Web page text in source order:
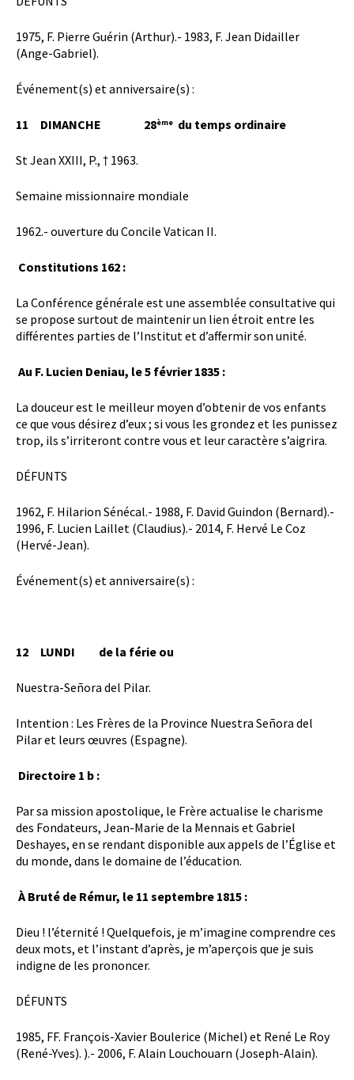
1975, F. Pierre Guérin (Arthur).- 1983, F. Jean Didailler
(Ange-Gabriel).
Événement(s) et anniversaire(s) :
11 DIMANCHE 28ème du temps ordinaire
St Jean XXIII, P., † 1963.
Semaine missionnaire mondiale
1962.- ouverture du Concile Vatican II.
Constitutions 162 :
La Conférence générale est une assemblée consultative qui
se propose surtout de maintenir un lien étroit entre les
différentes parties de l’Institut et d’affermir son unité.
Au F. Lucien Deniau, le 5 février 1835 :
La douceur est le meilleur moyen d’obtenir de vos enfants
ce que vous désirez d’eux ; si vous les grondez et les punissez
trop, ils s’irriteront contre vous et leur caractère s’aigrira.
DÉFUNTS
1962, F. Hilarion Sénécal.- 1988, F. David Guindon (Bernard).-
1996, F. Lucien Laillet (Claudius).- 2014, F. Hervé Le Coz
(Hervé-Jean).
Événement(s) et anniversaire(s) :
12 LUNDI de la férie ou
Nuestra-Señora del Pilar.
Intention : Les Frères de la Province Nuestra Señora del
Pilar et leurs œuvres (Espagne).
Directoire 1 b :
Par sa mission apostolique, le Frère actualise le charisme
des Fondateurs, Jean-Marie de la Mennais et Gabriel
Deshayes, en se rendant disponible aux appels de l’Église et
du monde, dans le domaine de l’éducation.
À Bruté de Rémur, le 11 septembre 1815 :
Dieu ! l’éternité ! Quelquefois, je m’imagine comprendre ces
deux mots, et l’instant d’après, je m’aperçois que je suis
indigne de les prononcer.
DÉFUNTS
1985, FF. François-Xavier Boulerice (Michel) et René Le Roy
(René-Yves). ).- 2006, F. Alain Louchouarn (Joseph-Alain).